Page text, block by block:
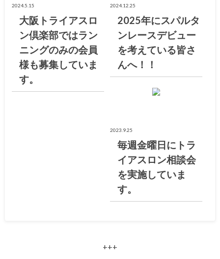
2024.5.15
大阪トライアスロ
ン倶楽部ではラン
ニングのみの会員
様も募集していま
す。
2024.12.25
2025年にスパルタ
ンレースデビュー
を考えている皆さ
んへ！！
2023.9.25
毎週金曜日にトラ
イアスロン相談会
を実施していま
す。
+++